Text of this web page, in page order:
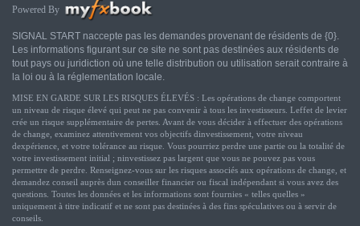
Powered By
SIGNAL START naccepte pas les demandes provenant de résidents de {0}.
Les informations figurant sur ce site ne sont pas destinées aux résidents de
tout pays ou juridiction où une telle distribution ou utilisation serait contraire à
la loi ou à la réglementation locale.
MISE EN GARDE SUR LES RISQUES ÉLEVÉS : Les opérations de change comportent
un niveau de risque élevé qui peut ne pas convenir à tous les investisseurs. Leffet de levier
crée un risque supplémentaire de pertes. Avant de vous décider à effectuer des opérations
de change, examinez attentivement vos objectifs dinvestissement, votre niveau
dexpérience, et votre tolérance au risque. Vous pourriez perdre une partie ou la totalité de
votre investissement initial ; ninvestissez pas largent que vous ne pouvez pas vous
permettre de perdre. Renseignez-vous sur les risques associés aux opérations de change, et
demandez conseil auprès dun conseiller financier ou fiscal indépendant si vous avez des
questions. Toutes les données et les informations sont fournies « telles quelles »
uniquement à titre indicatif et ne sont pas destinées à des fins spéculatives ou à servir de
conseils.